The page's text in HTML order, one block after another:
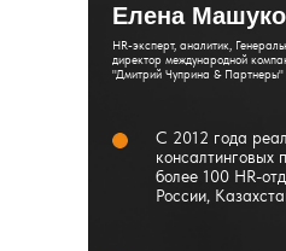
Елена
HR-эксперт, аналитик,
директор международной
"Дмитрий Чуприна & Партнеры"
С 2012 года
консалтинговых
более 100 HR-
России,